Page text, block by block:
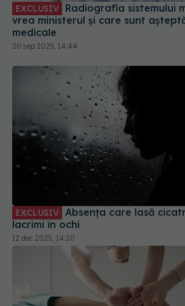
EXCLUSIV
Absența care lasă cicatrici adânci și
lacrimi în ochi